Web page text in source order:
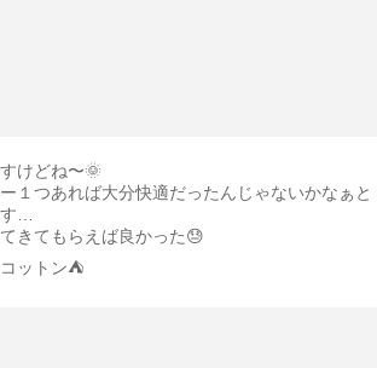
けどね〜🌞
１つあれば大分快適だったんじゃないかなぁと
…
きてもらえば良かった😓
ットン⛺️